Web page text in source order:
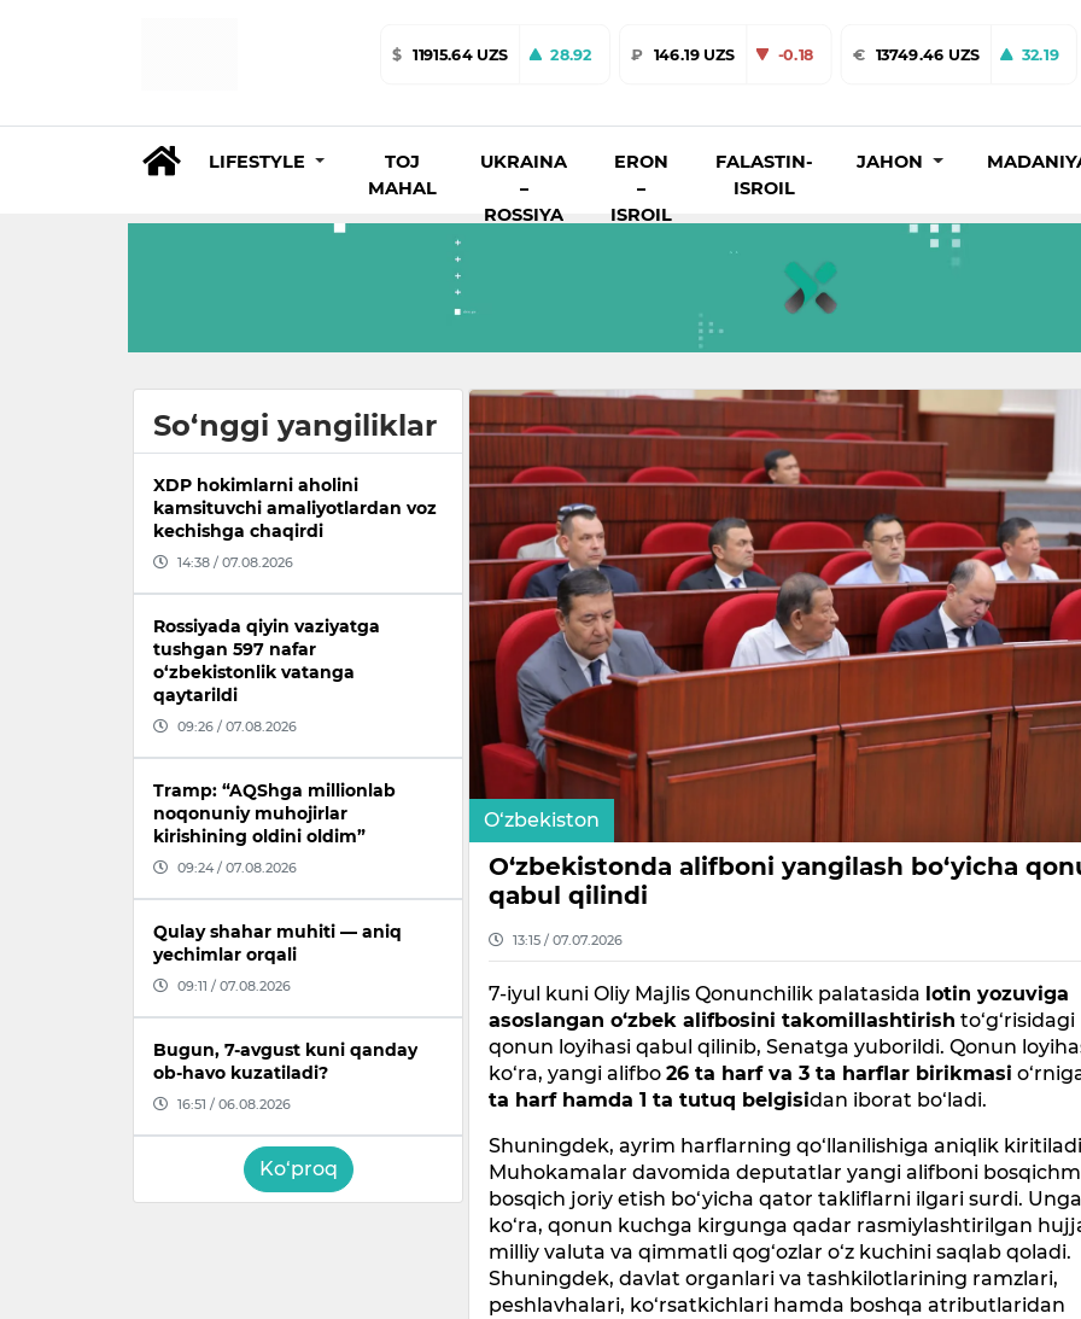
$ 11915.64 UZS 28.92 ₽ 146.19 UZS -0.18 € 13749.46 UZS 32.19
LIFESTYLE
TOJ
MAHAL
UKRAINA
–
ROSSIYA
ERON
–
ISROIL
FALASTIN-
ISROIL
JAHON
So‘nggi yangiliklar
XDP hokimlarni aholini
kamsituvchi amaliyotlardan voz
kechishga chaqirdi
14:38 / 07.08.2026
Rossiyada qiyin vaziyatga
tushgan 597 nafar
o‘zbekistonlik vatanga
qaytarildi
09:26 / 07.08.2026
Tramp: “AQShga millionlab
noqonuniy muhojirlar
kirishining oldini oldim”
09:24 / 07.08.2026
Qulay shahar muhiti — aniq
yechimlar orqali
09:11 / 07.08.2026
Bugun, 7-avgust kuni qanday
ob-havo kuzatiladi?
16:51 / 06.08.2026
Ko‘proq
O‘zbekiston
O‘zbekistonda alifboni yangilash bo‘yicha
qabul qilindi
13:15 / 07.07.2026
7-iyul kuni Oliy Majlis Qonunchilik palatasida lotin yozuviga
asoslangan o‘zbek alifbosini takomillashtirish to‘g‘risidagi
qonun loyihasi qabul qilinib, Senatga yuborildi. Qonun
ko‘ra, yangi alifbo26 ta harf va 3 ta harflar birikmasi
ta harf hamda 1 ta tutuq belgisidan iborat bo‘ladi.
Shuningdek, ayrim harflarning qo‘llanilishiga aniqlik
Muhokamalar davomida deputatlar yangi alifboni
bosqich joriy etish bo‘yicha qator takliflarni ilgari surdi. Unga
ko‘ra, qonun kuchga kirgunga qadar rasmiylashtirilgan
milliy valuta va qimmatli qog‘ozlar o‘z kuchini saqlab qoladi.
Shuningdek, davlat organlari va tashkilotlarining ramzlari,
peshlavhalari, ko‘rsatkichlari hamda boshqa atributlaridan